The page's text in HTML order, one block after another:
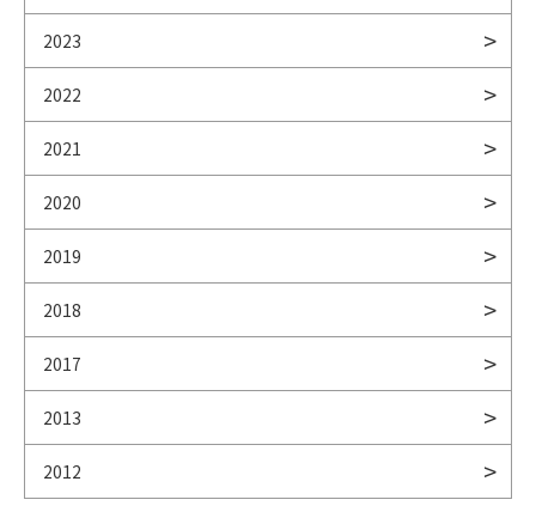
2023
2022
2021
2020
2019
2018
2017
2013
2012